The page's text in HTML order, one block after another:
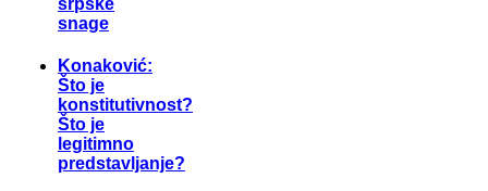
snage
Konaković:
Što je
konstitutivnost?
Što je
legitimno
predstavljanje?